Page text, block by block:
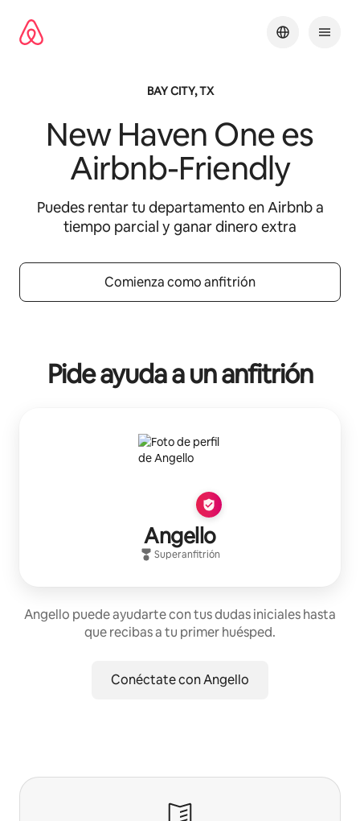
contenido
BAY CITY, TX
New Haven Onees
Airbnb-Friendly
Puedes rentar tu departamento en Airbnb a
tiempo parcial y ganar dinero extra
Comienza como anfitrión
Pide ayuda a un anfitrión
Angello
Superanfitrión
Angello puede ayudarte con tus dudas iniciales hasta
que recibas a tu primer huésped.
Conéctate con Angello